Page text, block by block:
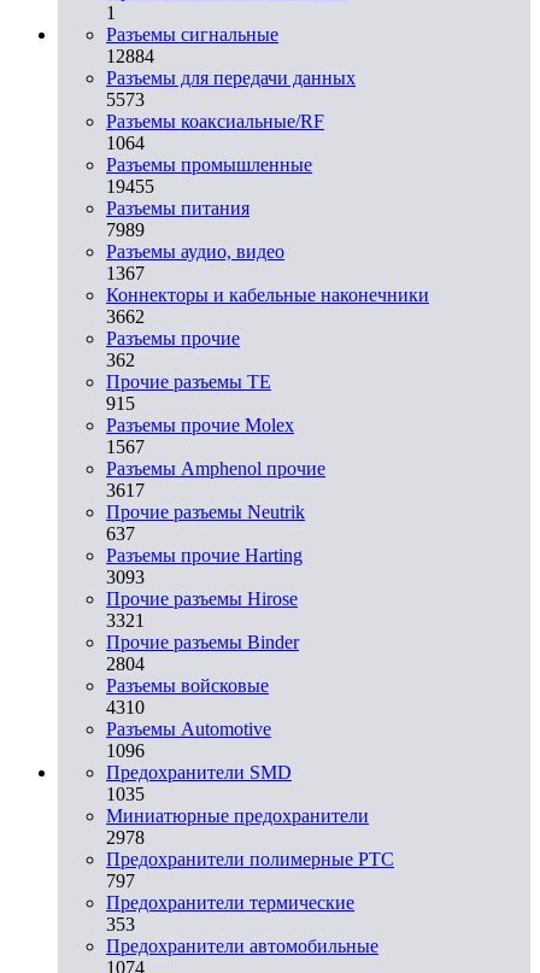
1
Разъeмы сигнальные
12884
Разъeмы для передачи данных
5573
Разъeмы коаксиальные/RF
1064
Разъeмы промышленные
19455
Разъeмы питания
7989
Разъeмы аудио, видео
1367
Коннекторы и кабельные наконечники
3662
Разъeмы прочие
362
Прочие разъемы TE
915
Разъемы прочие Molex
1567
Разъемы Amphenol прочие
3617
Прочие разъемы Neutrik
637
Разъемы прочие Harting
3093
Прочие разъемы Hirose
3321
Прочие разъемы Binder
2804
Разъемы войсковые
4310
Разъeмы Automotive
1096
Предохранители SMD
1035
Миниатюрные предохранители
2978
Предохранители полимерные PTC
797
Предохранители термические
353
Предохранители автомобильные
1074